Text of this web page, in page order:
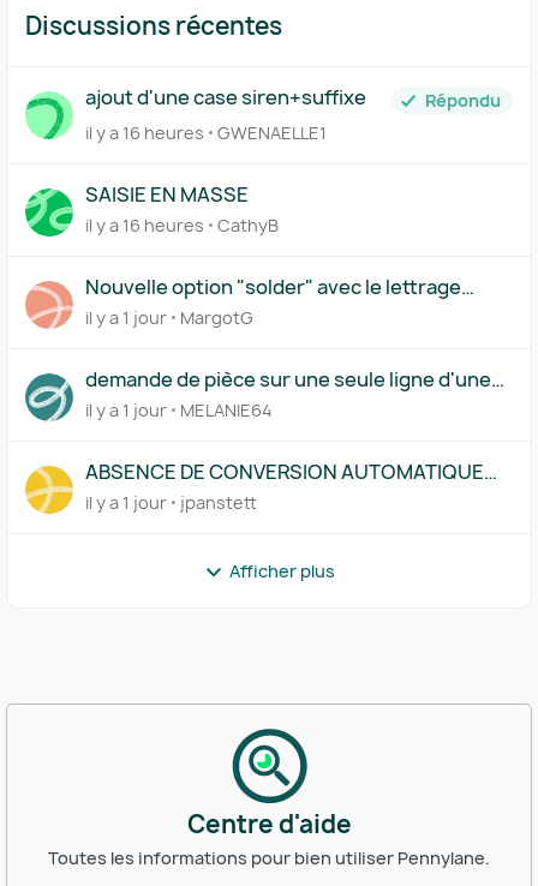
Discussions récentes
ajout d'une case siren+suffixe
Répondu
il y a 16 heures
GWENAELLE1
SAISIE EN MASSE
il y a 16 heures CathyB
Nouvelle option "solder" avec le lettrage
partiel
il y a 1 jour MargotG
demande de pièce sur une seule ligne d'une
transaction
il y a 1 jour MELANIE64
ABSENCE DE CONVERSION AUTOMATIQUE
D'UN COMPTE EN DEVISE SUR UNE SAISIE
MANUELLE
il y a 1 jour jpanstett
Afficher plus
Centre d'aide
Toutes les informations pour bien utiliser Pennylane.